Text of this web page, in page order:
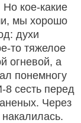
кое-какие
мы хорошо
духи
то тяжелое
огневой, а
понемногу
8 сесть перед
Через